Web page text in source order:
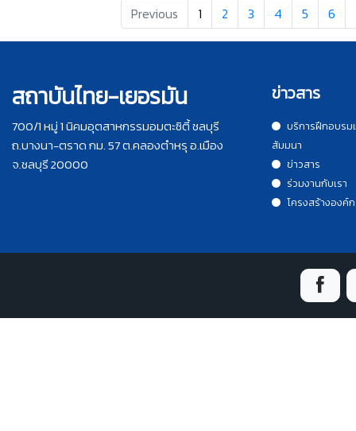
Previous 1 2 3 4 5 6
สถาบันไทย-เยอรมัน
700/1 หมู่ 1 นิคมอุตสาหกรรมอมตะซิตี้ ชลบุรี
ถ.บางนา-ตราด กม. 57 ต.คลองตำหรุ อ.เมือง
จ.ชลบุรี 20000
ข่าวสาร
บริการฝึกอบรม
สัมมนา
ข่าวสาร
ร่วมงานกับเรา
โครงสร้างองค์